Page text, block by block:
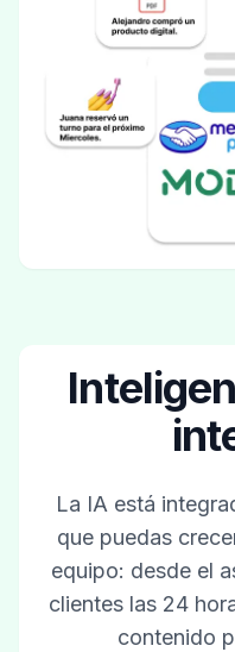
La IA está
que puedas
equipo: desde el
clientes las 24
contenido